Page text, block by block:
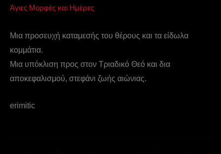
Άγιες Μορφές και Ημέρες
Μια προσευχή καταμεσής του θέρους και τα είδωλα
κομμάτια.
Μια υπόκλιση προς στον Τριαδικό Θεό και δια
αποκεφαλισμού, στεφάνι ζωής αιώνιας.
erimitic